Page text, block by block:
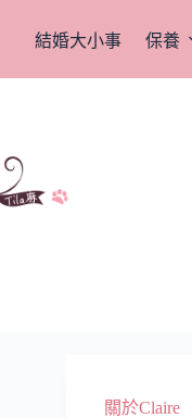
結婚大小事 保養
關於Claire